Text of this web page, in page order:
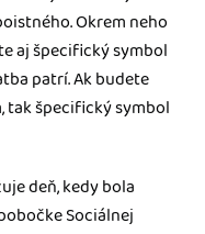
Okrem neho
aj špecifický symbol
patrí. Ak budete
špecifický symbol
deň, kedy bola
Sociálnej